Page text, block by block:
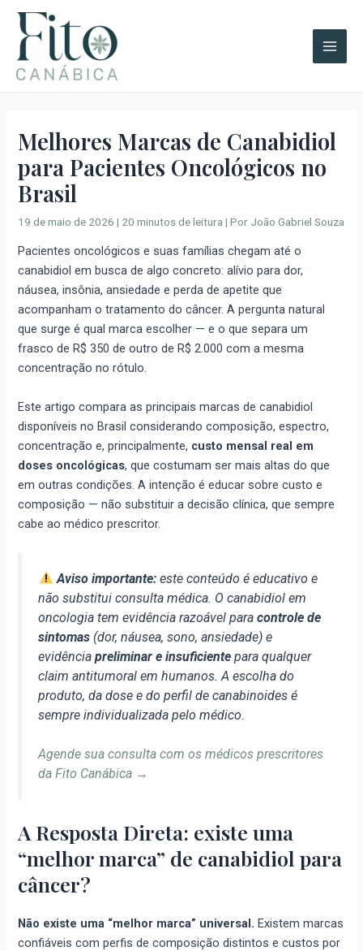
para
conteúdo
Melhores Marcas de Canabidiol
para Pacientes Oncológicos no
Brasil
19 de maio de 2026| 20 minutos de leitura | Por João Gabriel Souza
Pacientes oncológicos e suas famílias chegam até o
canabidiol em busca de algo concreto: alívio para dor,
náusea, insônia, ansiedade e perda de apetite que
acompanham o tratamento do câncer. A pergunta natural
que surge é qual marca escolher — e o que separa um
frasco de R$ 350 de outro de R$ 2.000 com a mesma
concentração no rótulo.
Este artigo compara as principais marcas de canabidiol
disponíveis no Brasil considerando composição, espectro,
concentração e, principalmente, custo mensal real em
doses oncológicas, que costumam ser mais altas do que
em outras condições. A intenção é educar sobre custo e
composição — não substituir a decisão clínica, que sempre
cabe ao médico prescritor.
Aviso importante:este conteúdo é educativo e
não substitui consulta médica. O canabidiol em
oncologia tem evidência razoável paracontrole de
sintomas (dor, náusea, sono, ansiedade) e
evidênciapreliminar e insuficiente para qualquer
claim antitumoral em humanos. A escolha do
produto, da dose e do perfil de canabinoides é
sempre individualizada pelo médico.
Agende sua consulta com os médicos prescritores
da Fito Canábica →
A Resposta Direta: existe uma
“melhor marca” de canabidiol para
câncer?
Não existe uma “melhor marca” universal. Existem marcas
confiáveis com perfis de composição distintos e custos por